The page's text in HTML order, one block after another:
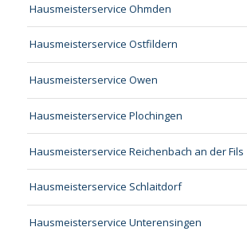
Hausmeisterservice Ohmden
Hausmeisterservice Ostfildern
Hausmeisterservice Owen
Hausmeisterservice Plochingen
Hausmeisterservice Reichenbach an der Fils
Hausmeisterservice Schlaitdorf
Hausmeisterservice Unterensingen